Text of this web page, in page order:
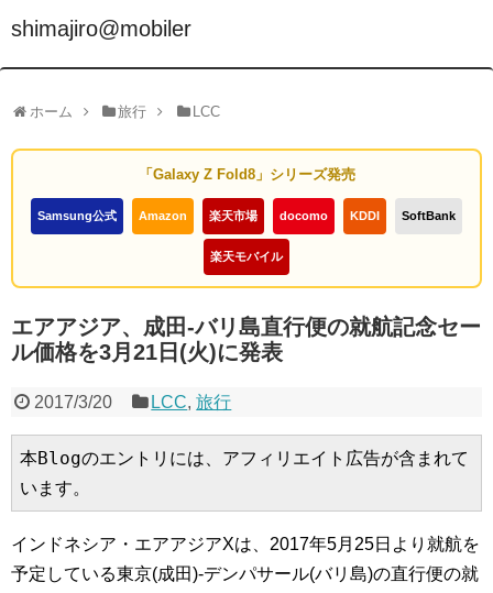
shimajiro@mobiler
ホーム 旅行 LCC
「Galaxy Z Fold8」シリーズ発売
Samsung公式 Amazon 楽天市場 docomo KDDI SoftBank
楽天モバイル
エアアジア、成田-バリ島直行便の就航記念セー
ル価格を3月21日(火)に発表
2017/3/20 LCC,旅行
本Blogのエントリには、アフィリエイト広告が含まれて
います。
インドネシア・エアアジアXは、2017年5月25日より就航を
予定している東京(成田)-デンパサール(バリ島)の直行便の就